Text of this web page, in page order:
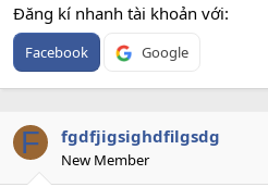
Đăng kí nhanh tài khoản với
Facebook Google
F fgdfjigsighdfilgsdg
New Member